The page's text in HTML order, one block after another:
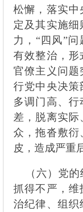
松懈，落实中
定及其实施细
力， “四风”问
有效整治，形
官僚主义问题
行党中央决策
多调门高、行
差，脱离实际
众，拖沓敷衍
皮，造成严重
（六） 党的
抓得不严，维
治纪律、组织